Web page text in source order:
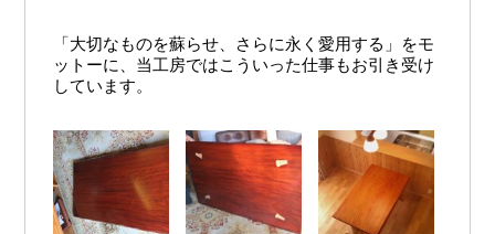
「大切なものを蘇らせ、さらに永く愛用する」をモ
ットーに、当工房ではこういった仕事もお引き受け
しています。